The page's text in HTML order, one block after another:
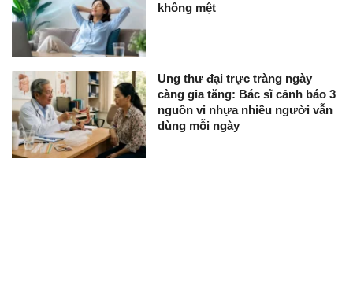
không mệt
Ung thư đại trực tràng ngày
càng gia tăng: Bác sĩ cảnh báo 3
nguồn vi nhựa nhiều người vẫn
dùng mỗi ngày